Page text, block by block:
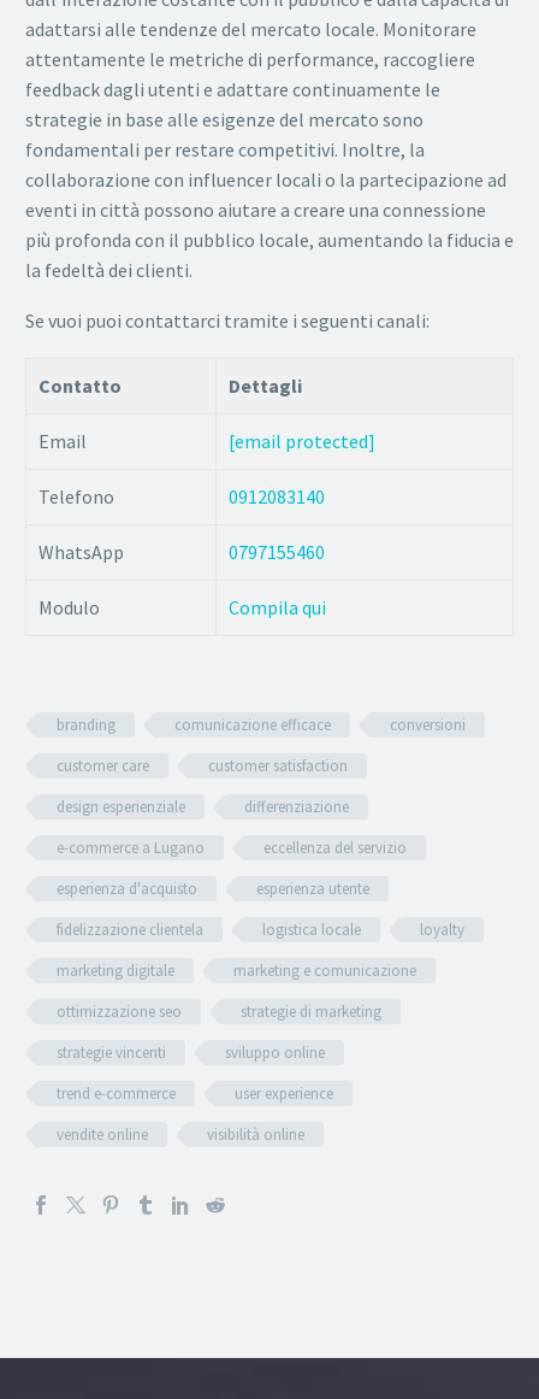
adattarsi alle tendenze del mercato locale. Monitorare
attentamente le metriche di performance, raccogliere
feedback dagli utenti e adattare continuamente le
strategie in base alle esigenze del mercato sono
fondamentali per restare competitivi. Inoltre, la
collaborazione con influencer locali o la partecipazione ad
eventi in città possono aiutare a creare una connessione
più profonda con il pubblico locale, aumentando la fiducia e
la fedeltà dei clienti.
Se vuoi puoi contattarci tramite i seguenti canali:
Contatto Dettagli
Email [email protected]
Telefono 0912083140
WhatsApp 0797155460
Modulo Compila qui
branding comunicazione efficace
conversioni
customer care
customer satisfaction
design esperienziale
differenziazione
e-commerce a Lugano
eccellenza del servizio
esperienza d'acquisto
esperienza utente
fidelizzazione clientela
logistica locale
loyalty
marketing digitale
marketing e comunicazione
ottimizzazione seo
strategie di marketing
strategie vincenti
sviluppo online
trend e-commerce
user experience
vendite online
visibilità online